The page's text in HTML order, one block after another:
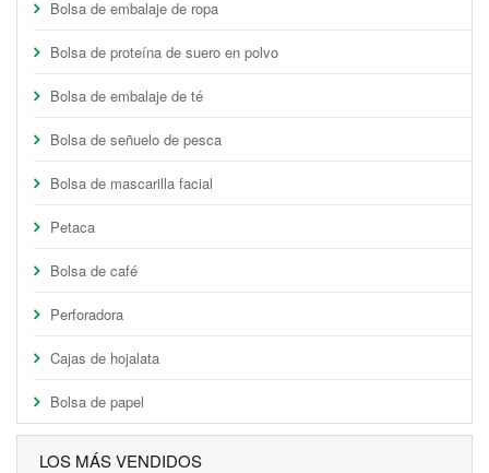
Bolsa de embalaje de ropa
Bolsa de proteína de suero en polvo
Bolsa de embalaje de té
Bolsa de señuelo de pesca
Bolsa de mascarilla facial
Petaca
Bolsa de café
Perforadora
Cajas de hojalata
Bolsa de papel
LOS MÁS VENDIDOS